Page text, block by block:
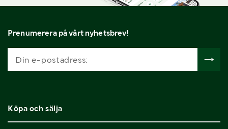
Prenumerera på vårt nyhetsbrev!
Köpa och sälja